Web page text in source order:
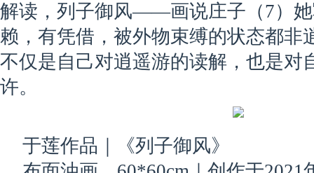
解读，列子御风——画说庄子（7）
赖，有凭借，被外物束缚的状态都非
不仅是自己对逍遥游的读解，也是对
许。
于莲作品｜《列子御风》